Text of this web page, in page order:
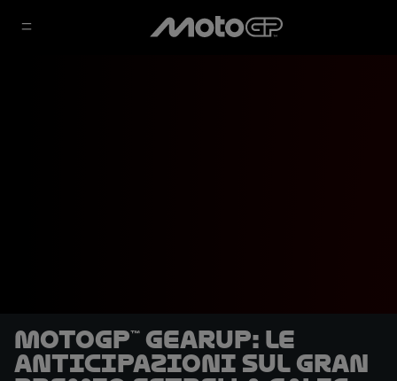
MotoGP™ GearUP: le
anticipazioni sul Gran